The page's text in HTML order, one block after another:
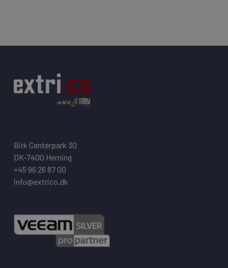
Birk Centerpark 30
DK-7400 Herning
+45 96 26 87 00
info@extrico.dk